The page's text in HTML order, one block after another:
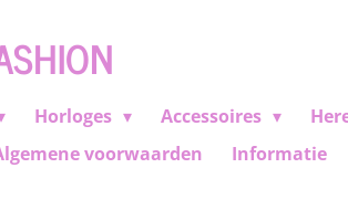
Horloges Accessoires
voorwaarden Informatie